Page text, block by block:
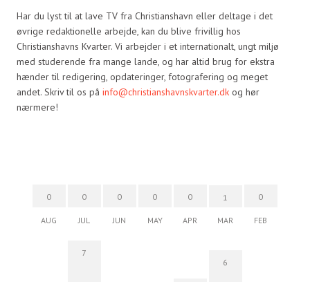
Har du lyst til at lave TV fra Christianshavn eller deltage i det
øvrige redaktionelle arbejde, kan du blive frivillig hos
Christianshavns Kvarter. Vi arbejder i et internationalt, ungt miljø
med studerende fra mange lande, og har altid brug for ekstra
hænder til redigering, opdateringer, fotografering og meget
andet. Skriv til os på info@christianshavnskvarter.dk og hør
nærmere!
0
AUG
0
JUL
0
JUN
0
MAY
0
APR
1
MAR
0
FEB
7
6